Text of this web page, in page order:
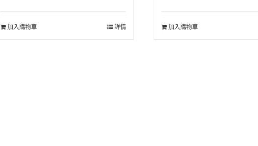
加入購物車 詳情 加入購物車